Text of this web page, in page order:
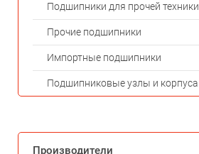
Подшипники для прочей техники
Прочие подшипники
Импортные подшипники
Подшипниковые узлы и корпуса
Производители